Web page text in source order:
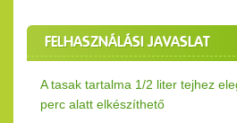
FELHASZNÁLÁSI JAVASLAT
A tasak tartalma 1/2 liter tejhez
perc alatt elkészíthető